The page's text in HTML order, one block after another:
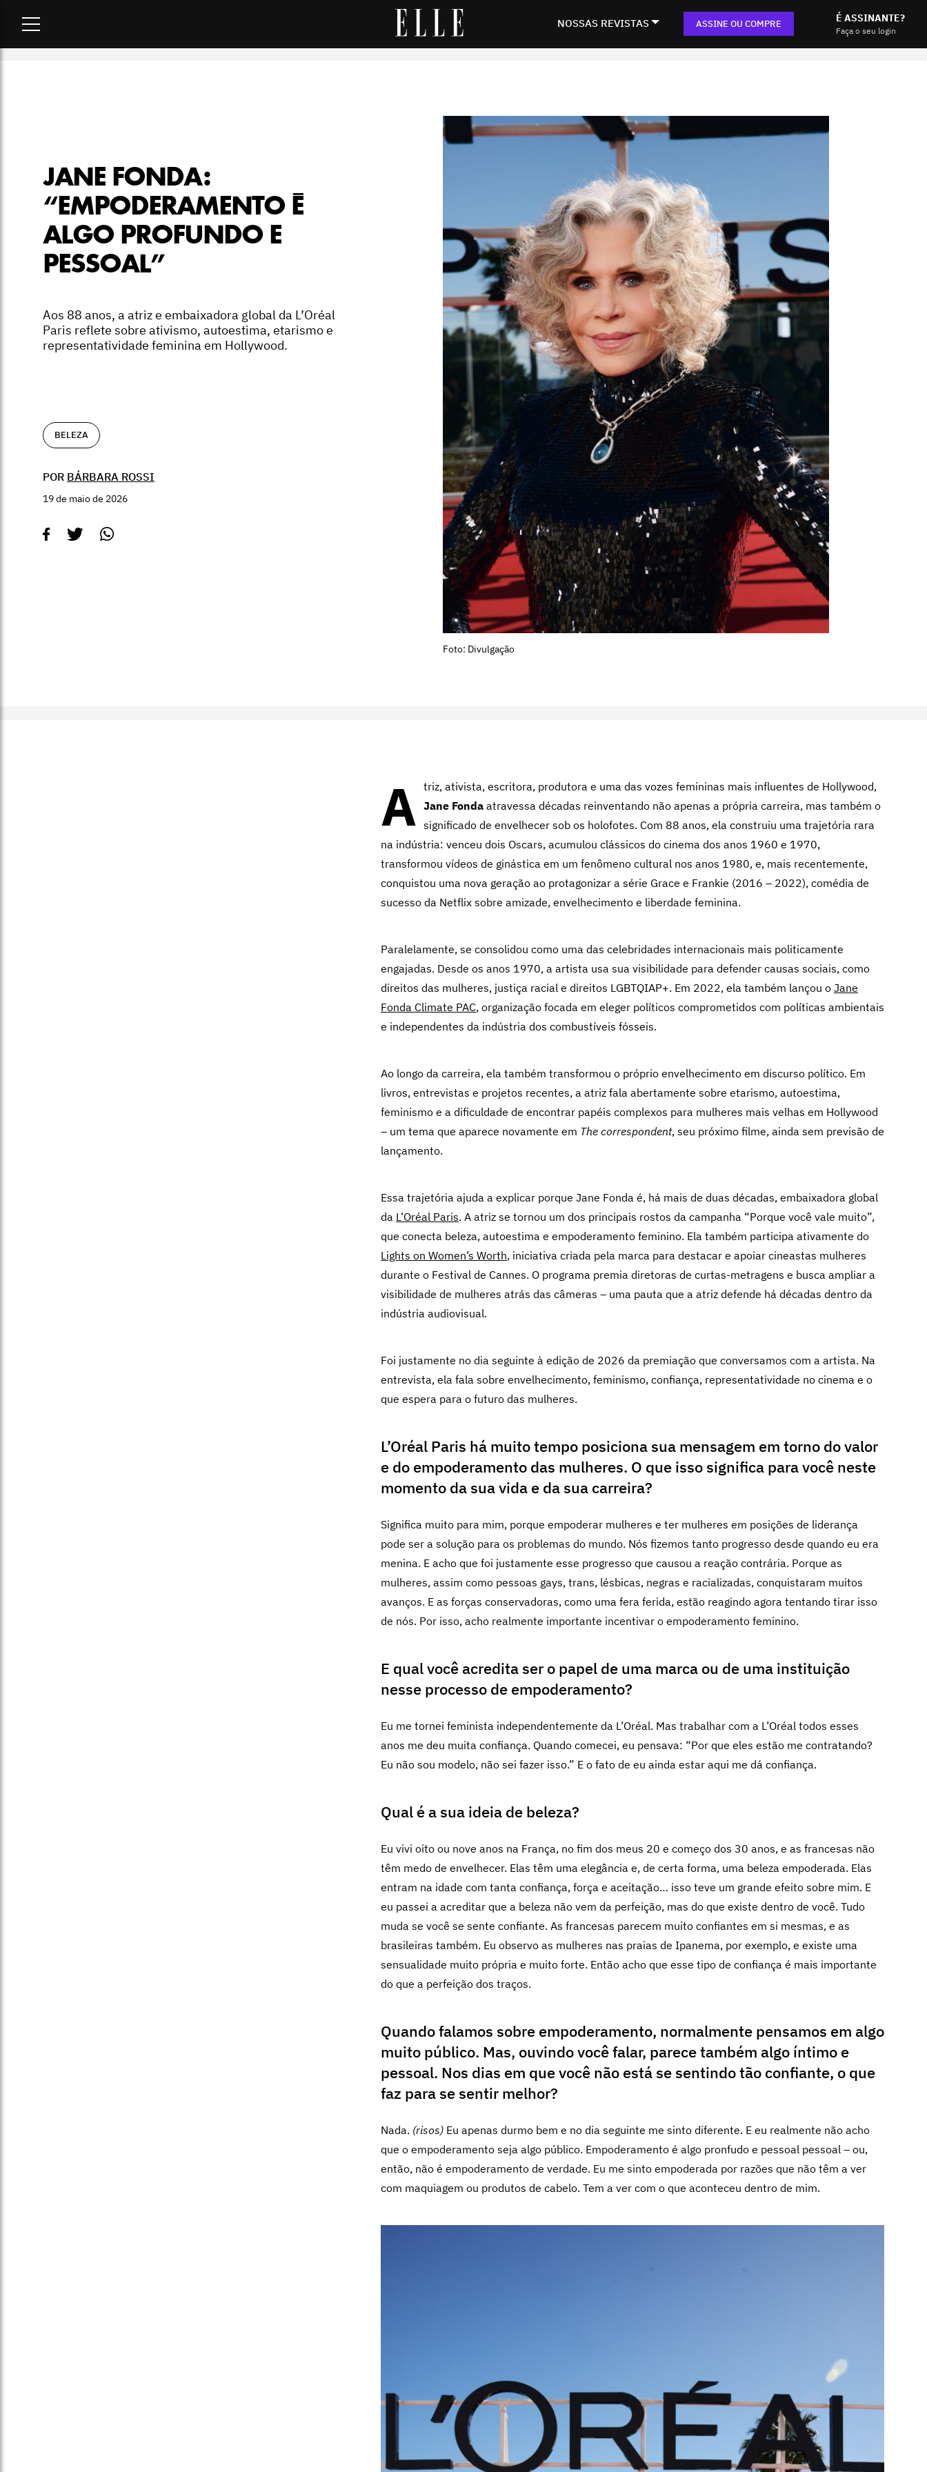
NOSSAS REVISTAS ASSINE OU COMPRE É ASSINANTE?
Faça o seu login
JANE FONDA:
“EMPODERAMENTO É
ALGO PROFUNDO E
PESSOAL”
Aos 88 anos, a atriz e embaixadora global da L’Oréal
Paris reflete sobre ativismo, autoestima, etarismo e
representatividade feminina em Hollywood.
BELEZA
POR BÁRBARA ROSSI
19 de maio de 2026
Foto: Divulgação
A triz, ativista, escritora, produtora e uma das vozes femininas mais influentes de Hollywood,
Jane Fonda atravessa décadas reinventando não apenas a própria carreira, mas também o
significado de envelhecer sob os holofotes. Com 88 anos, ela construiu uma trajetória rara
na indústria: venceu dois Oscars, acumulou clássicos do cinema dos anos 1960 e 1970,
transformou vídeos de ginástica em um fenômeno cultural nos anos 1980, e, mais recentemente,
conquistou uma nova geração ao protagonizar a série Grace e Frankie (2016 – 2022), comédia de
sucesso da Netflix sobre amizade, envelhecimento e liberdade feminina.
Paralelamente, se consolidou como uma das celebridades internacionais mais politicamente
engajadas. Desde os anos 1970, a artista usa sua visibilidade para defender causas sociais, como
direitos das mulheres, justiça racial e direitos LGBTQIAP+. Em 2022, ela também lançou o Jane
Fonda Climate PAC, organização focada em eleger políticos comprometidos com políticas ambientais
e independentes da indústria dos combustíveis fósseis.
Ao longo da carreira, ela também transformou o próprio envelhecimento em discurso político. Em
livros, entrevistas e projetos recentes, a atriz fala abertamente sobre etarismo, autoestima,
feminismo e a dificuldade de encontrar papéis complexos para mulheres mais velhas em Hollywood
– um tema que aparece novamente em The correspondent, seu próximo filme, ainda sem previsão de
lançamento.
Essa trajetória ajuda a explicar porque Jane Fonda é, há mais de duas décadas, embaixadora global
da L’Oréal Paris. A atriz se tornou um dos principais rostos da campanha “Porque você vale muito”,
que conecta beleza, autoestima e empoderamento feminino. Ela também participa ativamente do
Lights on Women’s Worth, iniciativa criada pela marca para destacar e apoiar cineastas mulheres
durante o Festival de Cannes. O programa premia diretoras de curtas-metragens e busca ampliar a
visibilidade de mulheres atrás das câmeras – uma pauta que a atriz defende há décadas dentro da
indústria audiovisual.
Foi justamente no dia seguinte à edição de 2026 da premiação que conversamos com a artista. Na
entrevista, ela fala sobre envelhecimento, feminismo, confiança, representatividade no cinema e o
que espera para o futuro das mulheres.
L’Oréal Paris há muito tempo posiciona sua mensagem em torno do valor
e do empoderamento das mulheres. O que isso significa para você neste
momento da sua vida e da sua carreira?
Significa muito para mim, porque empoderar mulheres e ter mulheres em posições de liderança
pode ser a solução para os problemas do mundo. Nós fizemos tanto progresso desde quando eu era
menina. E acho que foi justamente esse progresso que causou a reação contrária. Porque as
mulheres, assim como pessoas gays, trans, lésbicas, negras e racializadas, conquistaram muitos
avanços. E as forças conservadoras, como uma fera ferida, estão reagindo agora tentando tirar isso
de nós. Por isso, acho realmente importante incentivar o empoderamento feminino.
E qual você acredita ser o papel de uma marca ou de uma instituição
nesse processo de empoderamento?
Eu me tornei feminista independentemente da L’Oréal. Mas trabalhar com a L’Oréal todos esses
anos me deu muita confiança. Quando comecei, eu pensava: “Por que eles estão me contratando?
Eu não sou modelo, não sei fazer isso.” E o fato de eu ainda estar aqui me dá confiança.
Qual é a sua ideia de beleza?
Eu vivi oito ou nove anos na França, no fim dos meus 20 e começo dos 30 anos, e as francesas não
têm medo de envelhecer. Elas têm uma elegância e, de certa forma, uma beleza empoderada. Elas
entram na idade com tanta confiança, força e aceitação… isso teve um grande efeito sobre mim. E
eu passei a acreditar que a beleza não vem da perfeição, mas do que existe dentro de você. Tudo
muda se você se sente confiante. As francesas parecem muito confiantes em si mesmas, e as
brasileiras também. Eu observo as mulheres nas praias de Ipanema, por exemplo, e existe uma
sensualidade muito própria e muito forte. Então acho que esse tipo de confiança é mais importante
do que a perfeição dos traços.
Quando falamos sobre empoderamento, normalmente pensamos em algo
muito público. Mas, ouvindo você falar, parece também algo íntimo e
pessoal. Nos dias em que você não está se sentindo tão confiante, o que
faz para se sentir melhor?
Nada. (risos) Eu apenas durmo bem e no dia seguinte me sinto diferente. E eu realmente não acho
que o empoderamento seja algo público. Empoderamento é algo pronfudo e pessoal pessoal – ou,
então, não é empoderamento de verdade. Eu me sinto empoderada por razões que não têm a ver
com maquiagem ou produtos de cabelo. Tem a ver com o que aconteceu dentro de mim.